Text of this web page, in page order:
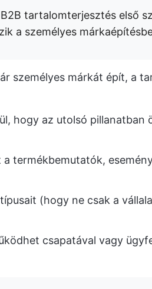
tartalomterjesztés első
a személyes
személyes márkát épít, a
hogy az utolsó pillanatban
termékbemutatók,
(hogy ne csak a
csapatával vagy